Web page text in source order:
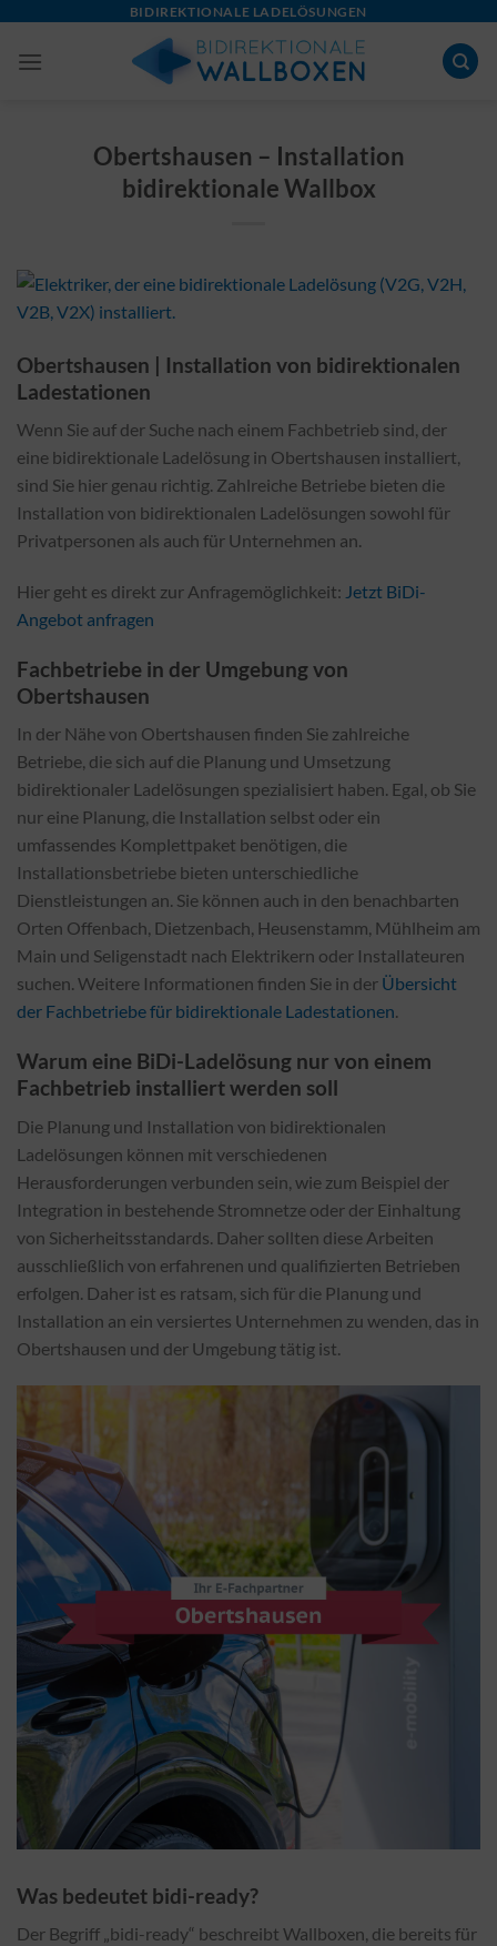
content
BIDIREKTIONALE LADELÖSUNGEN
Obertshausen – Installation
bidirektionale Wallbox
Obertshausen | Installation von bidirektionalen
Ladestationen
Wenn Sie auf der Suche nach einem Fachbetrieb sind, der
eine bidirektionale Ladelösung in Obertshausen installiert,
sind Sie hier genau richtig. Zahlreiche Betriebe bieten die
Installation von bidirektionalen Ladelösungen sowohl für
Privatpersonen als auch für Unternehmen an.
Hier geht es direkt zur Anfragemöglichkeit: Jetzt BiDi-
Angebot anfragen
Fachbetriebe in der Umgebung von
Obertshausen
In der Nähe von Obertshausen finden Sie zahlreiche
Betriebe, die sich auf die Planung und Umsetzung
bidirektionaler Ladelösungen spezialisiert haben. Egal, ob Sie
nur eine Planung, die Installation selbst oder ein
umfassendes Komplettpaket benötigen, die
Installationsbetriebe bieten unterschiedliche
Dienstleistungen an. Sie können auch in den benachbarten
Orten Offenbach, Dietzenbach, Heusenstamm, Mühlheim am
Main und Seligenstadt nach Elektrikern oder Installateuren
suchen. Weitere Informationen finden Sie in der Übersicht
der Fachbetriebe für bidirektionale Ladestationen.
Warum eine BiDi-Ladelösung nur von einem
Fachbetrieb installiert werden soll
Die Planung und Installation von bidirektionalen
Ladelösungen können mit verschiedenen
Herausforderungen verbunden sein, wie zum Beispiel der
Integration in bestehende Stromnetze oder der Einhaltung
von Sicherheitsstandards. Daher sollten diese Arbeiten
ausschließlich von erfahrenen und qualifizierten Betrieben
erfolgen. Daher ist es ratsam, sich für die Planung und
Installation an ein versiertes Unternehmen zu wenden, das in
Obertshausen und der Umgebung tätig ist.
Was bedeutet bidi-ready?
Der Begriff „bidi-ready“ beschreibt Wallboxen, die bereits für